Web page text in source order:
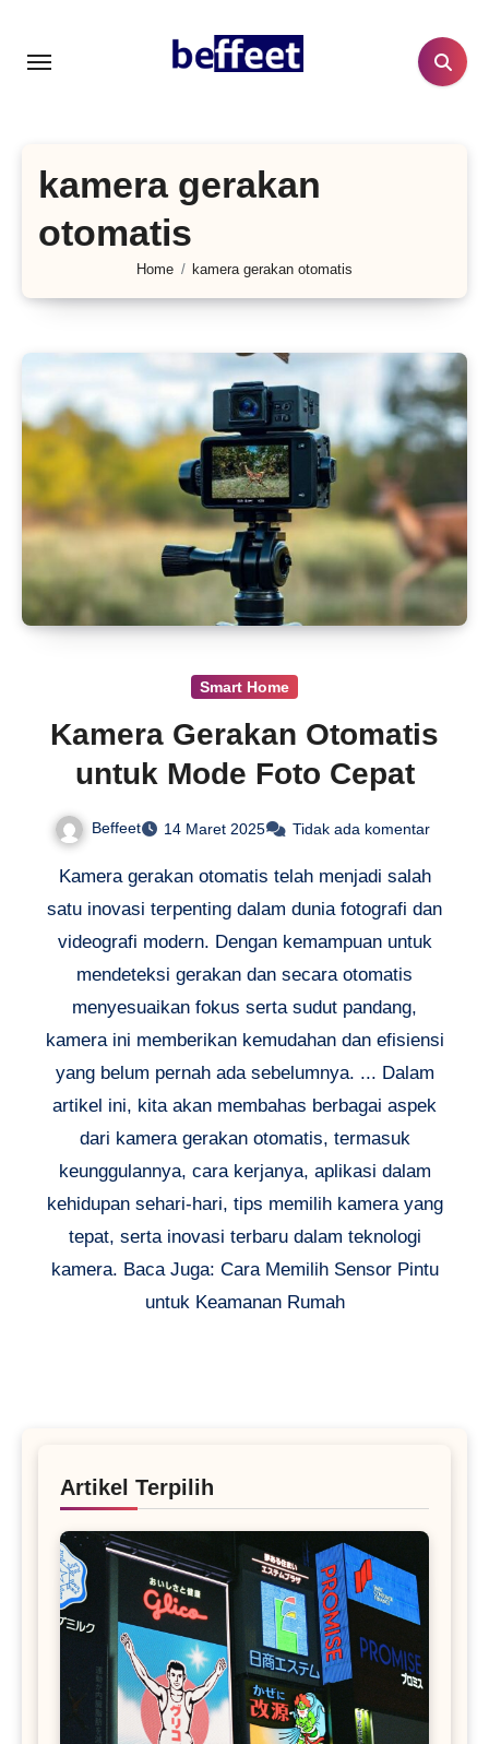
konten
kamera gerakan
otomatis
Home kamera gerakan otomatis
Smart Home
Kamera Gerakan Otomatis
untuk Mode Foto Cepat
Beffeet 14 Maret 2025 Tidak ada komentar
Kamera gerakan otomatis telah menjadi salah
satu inovasi terpenting dalam dunia fotografi dan
videografi modern. Dengan kemampuan untuk
mendeteksi gerakan dan secara otomatis
menyesuaikan fokus serta sudut pandang,
kamera ini memberikan kemudahan dan efisiensi
yang belum pernah ada sebelumnya. ... Dalam
artikel ini, kita akan membahas berbagai aspek
dari kamera gerakan otomatis, termasuk
keunggulannya, cara kerjanya, aplikasi dalam
kehidupan sehari-hari, tips memilih kamera yang
tepat, serta inovasi terbaru dalam teknologi
kamera. Baca Juga: Cara Memilih Sensor Pintu
untuk Keamanan Rumah
Artikel Terpilih